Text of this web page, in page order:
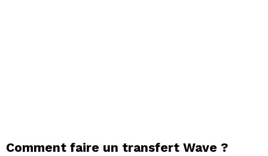
Comment faire un transfert Wave ?